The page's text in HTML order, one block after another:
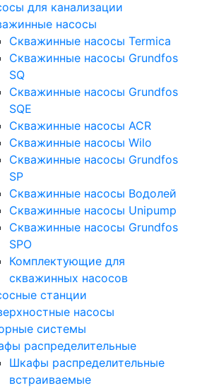
для канализации
насосы
Скважинные насосы Termica
Скважинные насосы Grundfos
SQ
Скважинные насосы Grundfos
SQE
Скважинные насосы ACR
Скважинные насосы Wilo
Скважинные насосы Grundfos
SP
Скважинные насосы Водолей
Скважинные насосы Unipump
Скважинные насосы Grundfos
SPO
Комплектующие для
скважинных насосов
станции
насосы
системы
распределительные
Шкафы распределительные
встраиваемые